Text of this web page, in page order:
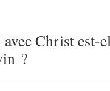
Christ est-
?